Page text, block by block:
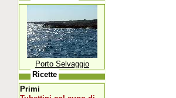
Porto Selvaggio
Ricette
Primi